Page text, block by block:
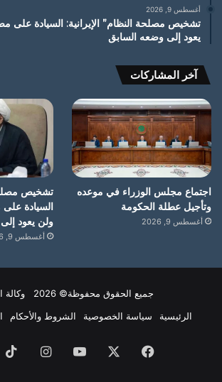
أغسطس 9, 2026
تشخيص مصلحة النظام” الإيرانية: السيادة على
يعود إلى وضعه السابق
آخر المشاركات
اجتماع مجلس الوزراء في موعده
وتأجيل عطلة الحكومة
أغسطس 9, 2026
تشخيص مصلحة
السيادة
ولن يعود
أغسطس 9, 2026
جميع الحقوق محفوظة© 2026 وكالة التواصل
الرئيسية
سياسة الخصوصية الشروط والأحكام
فيسبوك يوتيوبانستقرام